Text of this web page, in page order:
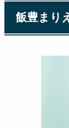
飯豊まり